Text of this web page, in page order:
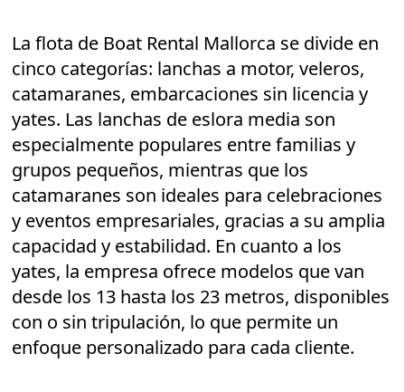
La flota de Boat Rental Mallorca se divide en
cinco categorías: lanchas a motor, veleros,
catamaranes, embarcaciones sin licencia y
yates. Las lanchas de eslora media son
especialmente populares entre familias y
grupos pequeños, mientras que los
catamaranes son ideales para celebraciones
y eventos empresariales, gracias a su amplia
capacidad y estabilidad. En cuanto a los
yates, la empresa ofrece modelos que van
desde los 13 hasta los 23 metros, disponibles
con o sin tripulación, lo que permite un
enfoque personalizado para cada cliente.